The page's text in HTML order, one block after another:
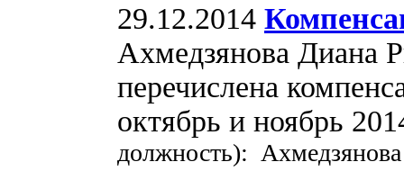
29.12.2014
Ахмедзянова Диана
перечислена
октябрь и ноябрь
должность):